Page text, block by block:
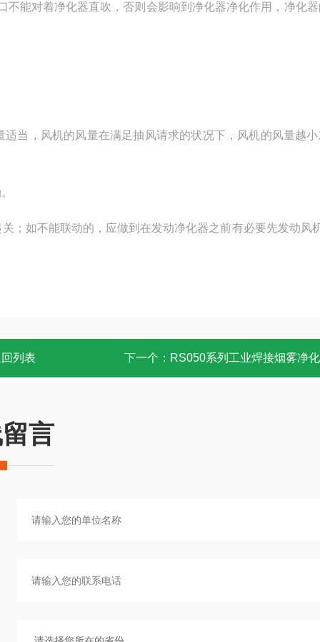
能对着净化器直吹，否则会影响到净化器净化作用，净化
当，风机的风量在满足抽风请求的状况下，风机的风量越
；如不能联动的，应做到在发动净化器之前有必要先发动风
列表 下一个： RS050系列工业焊接烟雾净
言